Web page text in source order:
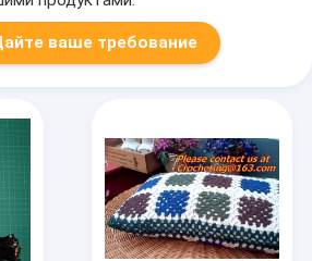
ваше требование